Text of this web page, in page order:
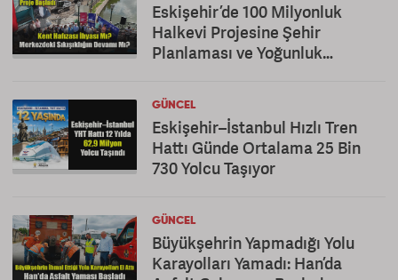
Eskişehir’de 100 Milyonluk
Halkevi Projesine Şehir
Planlaması ve Yoğunluk
GÜNCEL
Eskişehir–İstanbul Hızlı Tren
Hattı Günde Ortalama 25 Bin
730 Yolcu Taşıyor
GÜNCEL
Büyükşehrin Yapmadığı Yolu
Karayolları Yamadı: Han’da